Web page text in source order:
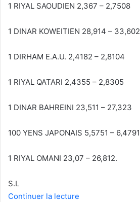
1 RIYAL SAOUDIEN 2,367 – 2,7508
1 DINAR KOWEITIEN 28,914 – 33,602
1 DIRHAM E.A.U. 2,4182 – 2,8104
1 RIYAL QATARI 2,4355 – 2,8305
1 DINAR BAHREINI 23,511 – 27,323
100 YENS JAPONAIS 5,5751 – 6,4791
1 RIYAL OMANI 23,07 – 26,812.
S.L
Continuer la lecture